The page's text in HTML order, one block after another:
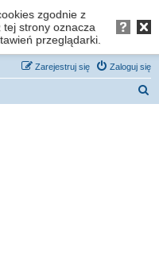
- Poznań
Zaloguj się
Zarejestruj się
zgodnie z
strony oznacza
przeglądarki.